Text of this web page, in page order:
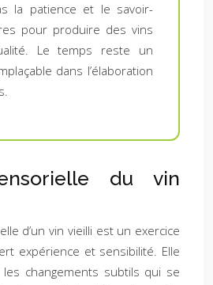
la patience et le savoir-
pour produire des vins
Le temps reste un
dans l’élaboration
du vin
d’un vin vieilli est un exercice
expérience et sensibilité. Elle
les changements subtils qui se